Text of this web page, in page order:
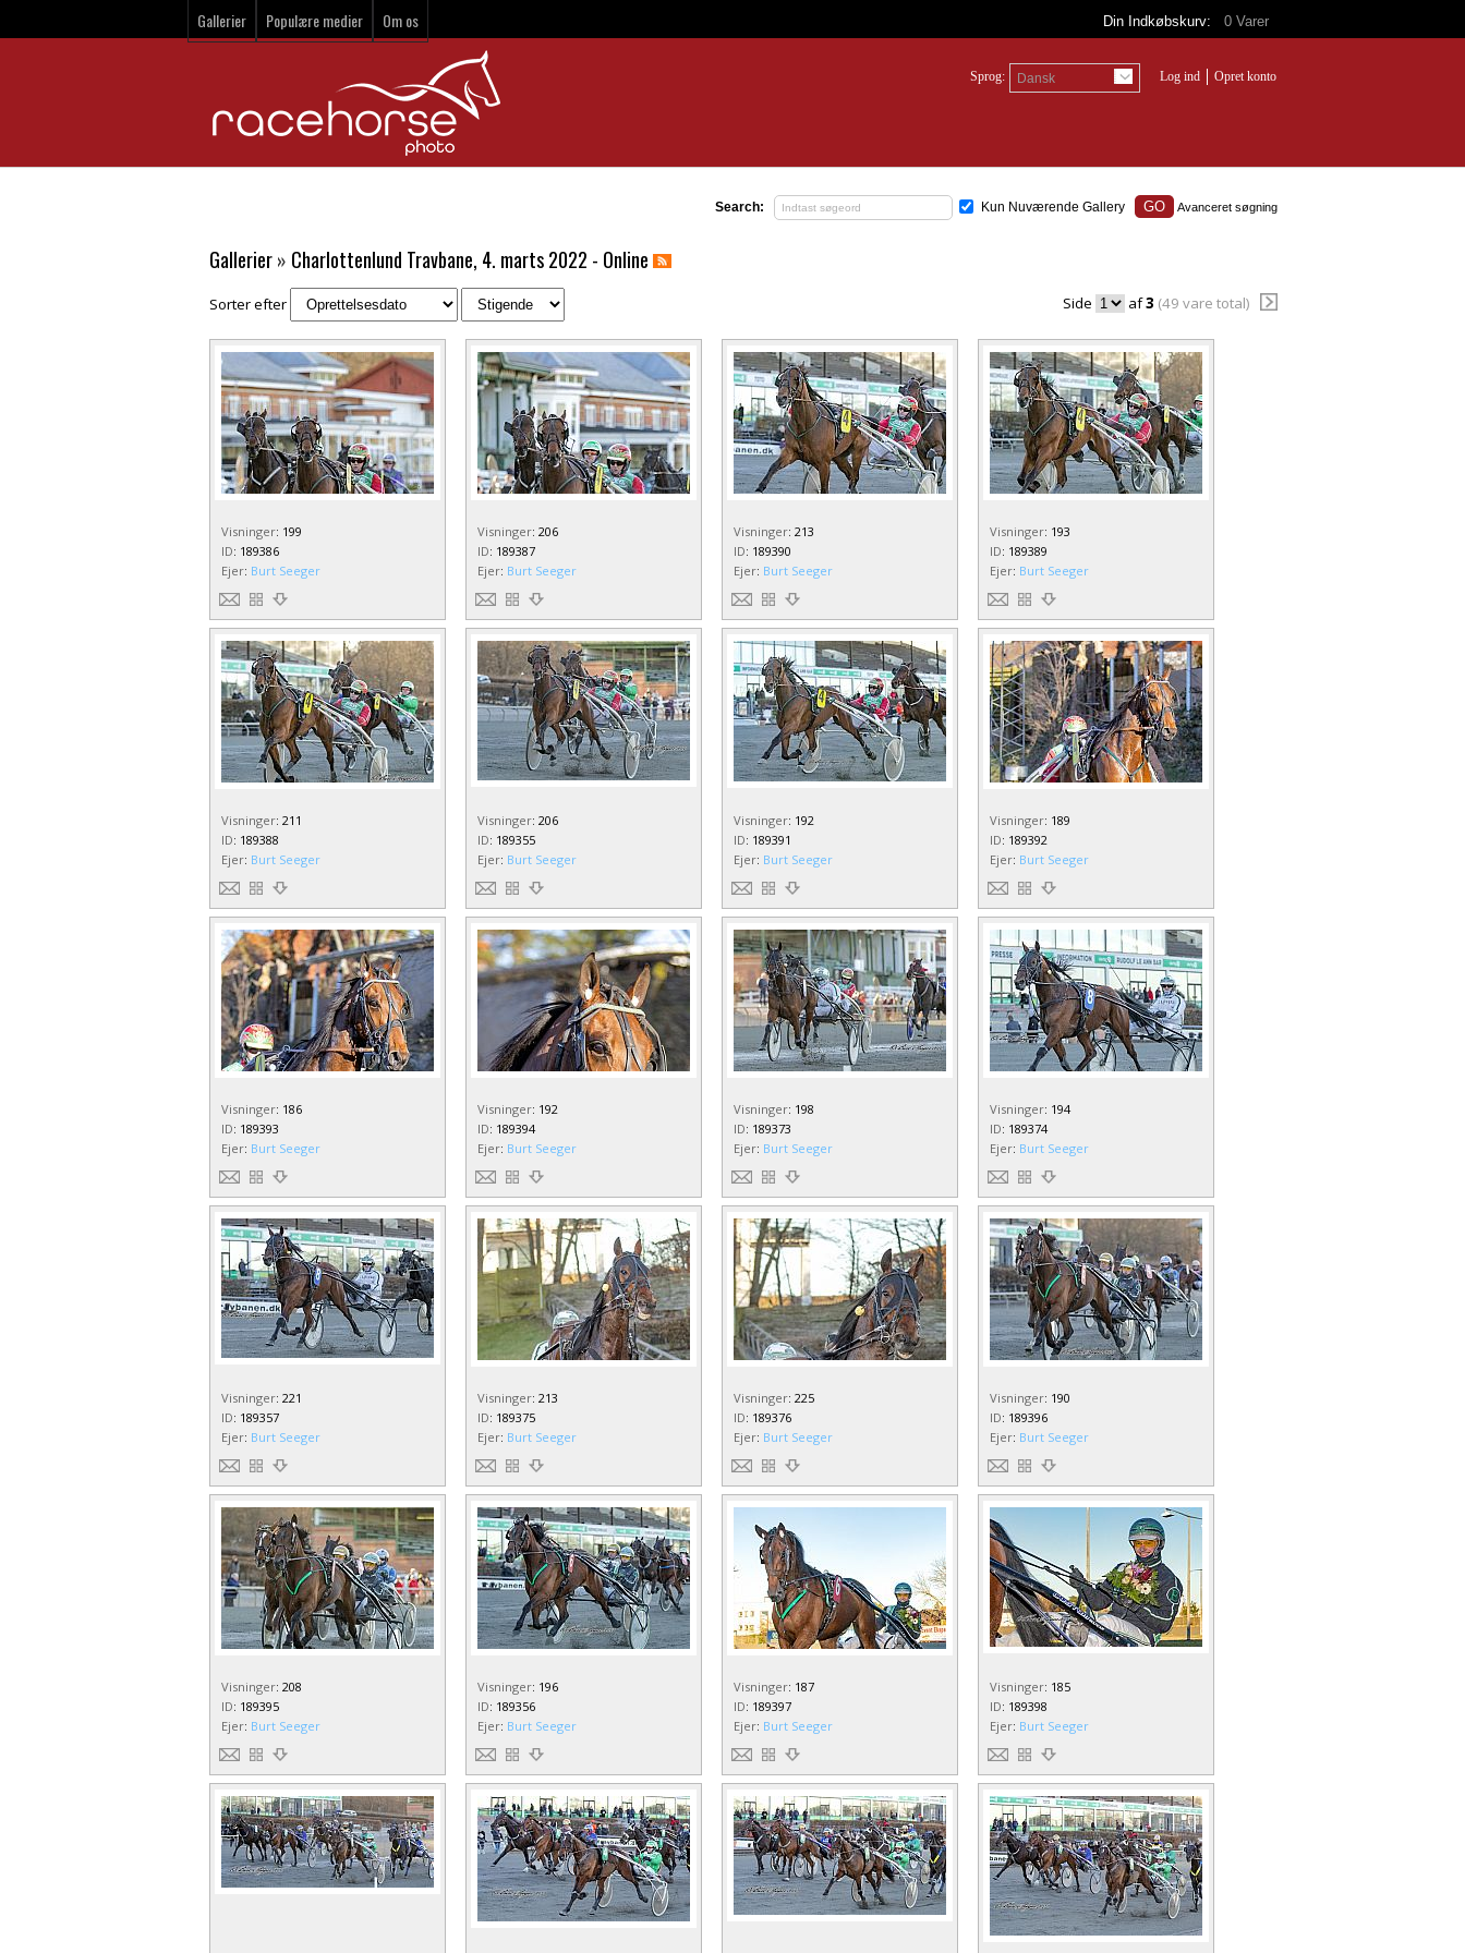
Din Indkøbskurv: 0 Varer
Gallerier Populære medier Om os
Dansk
Sprog: Log ind Opret konto
Search: Kun Nuværende Gallery Avanceret søgning
Gallerier» Charlottenlund Travbane, 4. marts 2022 - Online
Sorter efter Side af3 (49 vare total)
Visninger: 199
ID: 189386
Ejer: Burt Seeger
Visninger: 206
ID: 189387
Ejer: Burt Seeger
Visninger: 213
ID: 189390
Ejer: Burt Seeger
Visninger: 193
ID: 189389
Ejer: Burt Seeger
Visninger: 211
ID: 189388
Ejer: Burt Seeger
Visninger: 206
ID: 189355
Ejer: Burt Seeger
Visninger: 192
ID: 189391
Ejer: Burt Seeger
Visninger: 189
ID: 189392
Ejer: Burt Seeger
Visninger: 186
ID: 189393
Ejer: Burt Seeger
Visninger: 192
ID: 189394
Ejer: Burt Seeger
Visninger: 198
ID: 189373
Ejer: Burt Seeger
Visninger: 194
ID: 189374
Ejer: Burt Seeger
Visninger: 221
ID: 189357
Ejer: Burt Seeger
Visninger: 213
ID: 189375
Ejer: Burt Seeger
Visninger: 225
ID: 189376
Ejer: Burt Seeger
Visninger: 190
ID: 189396
Ejer: Burt Seeger
Visninger: 208
ID: 189395
Ejer: Burt Seeger
Visninger: 196
ID: 189356
Ejer: Burt Seeger
Visninger: 187
ID: 189397
Ejer: Burt Seeger
Visninger: 185
ID: 189398
Ejer: Burt Seeger